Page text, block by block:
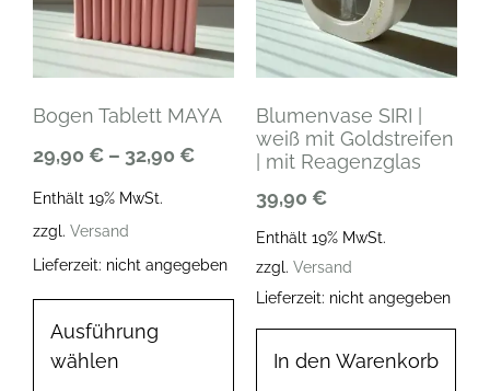
Bogen Tablett MAYA
29,90 € – 32,90 €
Enthält 19% MwSt.
zzgl. Versand
Lieferzeit: nicht angegeben
Ausführung
wählen
Blumenvase SIRI |
weiß mit Goldstreifen
| mit Reagenzglas
39,90 €
Enthält 19% MwSt.
zzgl. Versand
Lieferzeit: nicht angegeben
In den Warenkorb